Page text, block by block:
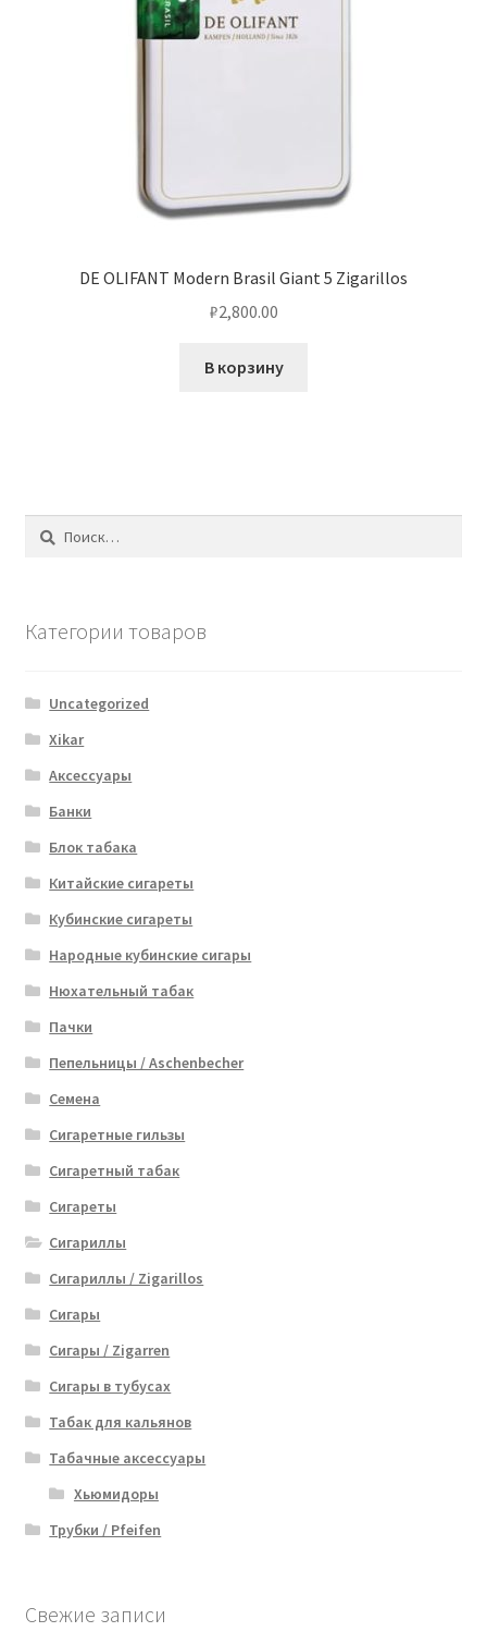
DE OLIFANT Modern Brasil Giant 5 Zigarillos
₽2,800.00
В корзину
Найти:
Категории товаров
Uncategorized
Xikar
Аксессуары
Банки
Блок табака
Китайские сигареты
Кубинские сигареты
Народные кубинские сигары
Нюхательный табак
Пачки
Пепельницы / Aschenbecher
Семена
Сигаретные гильзы
Сигаретный табак
Сигареты
Сигариллы
Сигариллы / Zigarillos
Сигары
Сигары / Zigarren
Сигары в тубусах
Табак для кальянов
Табачные аксессуары
Хьюмидоры
Трубки / Pfeifen
Свежие записи